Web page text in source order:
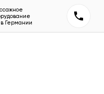
Германии